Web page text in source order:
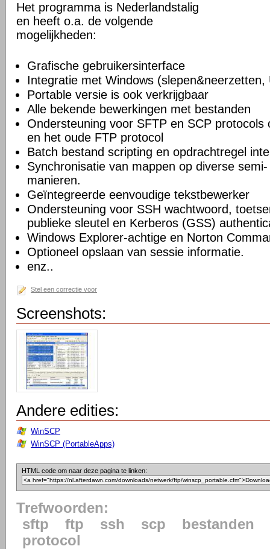
Het programma is Nederlandstalig
en heeft o.a. de volgende
mogelijkheden:
Grafische gebruikersinterface
Integratie met Windows (slepen&neerzetten,
Portable versie is ook verkrijgbaar
Alle bekende bewerkingen met bestanden
Ondersteuning voor SFTP en SCP protocols
en het oude FTP protocol
Batch bestand scripting en opdrachtregel
Synchronisatie van mappen op diverse
manieren.
Geïntegreerde eenvoudige tekstbewerker
Ondersteuning voor SSH wachtwoord,
publieke sleutel en Kerberos (GSS)
Windows Explorer-achtige en Norton
Optioneel opslaan van sessie informatie.
enz..
Stel een correctie voor
Screenshots:
Andere edities:
WinSCP
WinSCP (PortableApps)
HTML code om naar deze pagina te linken:
Trefwoorden:
sftp
ftp ssh scp
bestanden
protocol